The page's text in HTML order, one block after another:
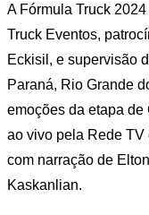
A Fórmula Truck
Truck Eventos,
Eckisil, e supervisão
Paraná, Rio Grande
emoções da etapa
ao vivo pela Rede TV
com narração de
Kaskanlian.